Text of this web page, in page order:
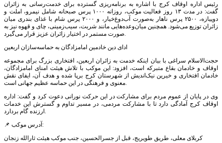
رئیس اداره اوقاف کرج با اشاره به برنامه‌ریزی گسترده برای خدمت‌رسانی به زائران
گفت: در مدت ۱۳ روز فعالیت موکب، روزانه ۱۰۰۰ پرس صبحانه شامل نیمرو، املت و
دوپیازه، ۲۵۰۰ پرس ناهار به‌صورت آب‌دوغ‌خیار، و ۲۰۰۰ پرس شام با غذای بندری میان
زائران توزیع می‌شود. همچنین میان‌وعده‌هایی مانند شربت، سیب‌زمینی، چای و قهوه نیز به
صورت مستمر در اختیار زائران عزیز قرار می‌گیرد.
ادای دین خادمین امامزادگان به حماسه‌سازان اربعین
حجت‌الاسلام سراغی با بیان اینکه خدمت به زائران اربعین، افتخاری بزرگ برای مجموعه
اوقاف و خادمان بقاع متبرکه است، افزود: این موکب با تلاش هیئت امنای امامزادگان،
خادمان افتخاری و خیرین نیک‌اندیش از شهرستان کرج برپا شده و هدف آن، ایفای نقش
معنوی و فرهنگی در این حماسه عظیم جهانی است.
وی در پایان از عموم مردم برای مشارکت در این حرکت نورانی دعوت کرد و گفت: اداره
اوقاف کرج آمادگی دارد تا با مشارکت مردمی، در مسیر تداوم و گسترش این خدمات
ارزنده گام بردارد.
📌 آدرس موکب:
کربلای معلی، طریق طویریج، قبل از جسرالحسین، جنب موکب هیئت ثارالله زنجان